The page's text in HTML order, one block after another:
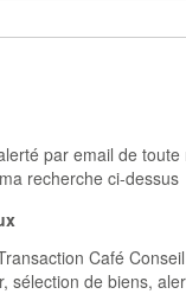
par email de toute
recherche ci-dessus
Café
sélection de biens,